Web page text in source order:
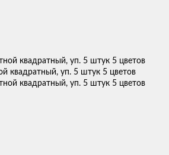
квадратный, уп. 5 штук 5 цветов